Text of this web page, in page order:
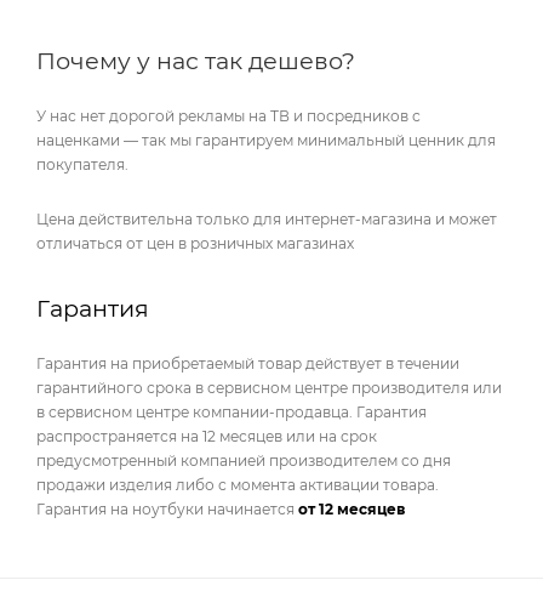
Почему у нас так дешево?
У нас нет дорогой рекламы на ТВ и посредников с
наценками — так мы гарантируем минимальный ценник для
покупателя.
Цена действительна только для интернет-магазина и может
отличаться от цен в розничных магазинах
Гарантия
Гарантия на приобретаемый товар действует в течении
гарантийного срока в сервисном центре производителя или
в сервисном центре компании-продавца. Гарантия
распространяется на 12 месяцев или на срок
предусмотренный компанией производителем со дня
продажи изделия либо с момента активации товара.
Гарантия на ноутбуки начинается от 12 месяцев